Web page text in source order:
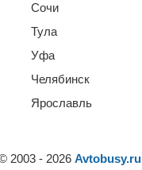
Сочи
Тула
Уфа
Челябинск
Ярославль
2003 - 2026 Avtobusy.ru